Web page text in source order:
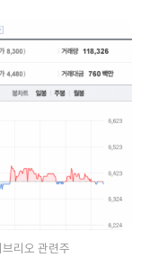
리오 관련주